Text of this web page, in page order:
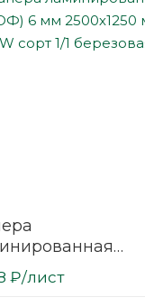
6 мм 2500х1250
W сорт 1/1
₽/лист